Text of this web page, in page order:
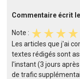
Commentaire écrit
Note : star_rate star_rate star_rate star_rate
Les articles que j'ai
textes rédigés sont
l'instant (3 jours
de trafic